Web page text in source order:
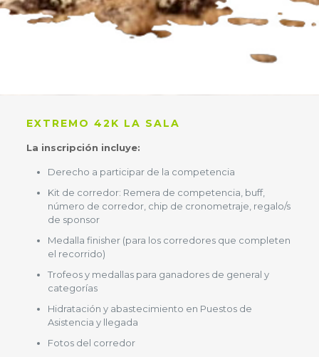
EXTREMO 42K LA SALA
La inscripción incluye:
Derecho a participar de la competencia
Kit de corredor: Remera de competencia, buff,
número de corredor, chip de cronometraje, regalo/s
de sponsor
Medalla finisher (para los corredores que completen
el recorrido)
Trofeos y medallas para ganadores de general y
categorías
Hidratación y abastecimiento en Puestos de
Asistencia y llegada
Fotos del corredor